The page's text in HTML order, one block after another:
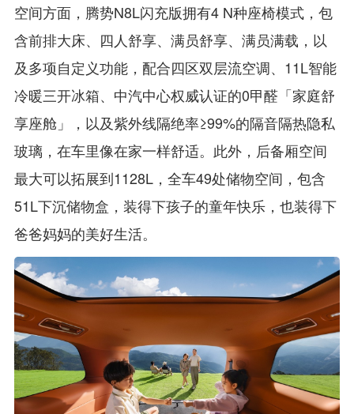
空间方面，腾势N8L闪充版拥有4 N种座椅模式，包
含前排大床、四人舒享、满员舒享、满员满载，以
及多项自定义功能，配合四区双层流空调、11L智能
冷暖三开冰箱、中汽中心权威认证的0甲醛「家庭舒
享座舱」，以及紫外线隔绝率≥99%的隔音隔热隐私
玻璃，在车里像在家一样舒适。此外，后备厢空间
最大可以拓展到1128L，全车49处储物空间，包含
51L下沉储物盒，装得下孩子的童年快乐，也装得下
爸爸妈妈的美好生活。